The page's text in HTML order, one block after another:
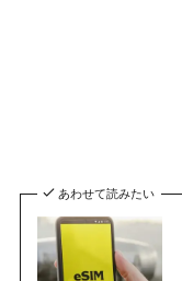
あわせて読みたい